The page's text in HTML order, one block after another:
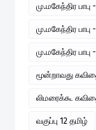
மு.மகேந்திர
மு.மகேந்திர
மு.மகேந்திர
மூன்றாவது
லிமரைக்கூ
வகுப்பு 12 தமிழ்